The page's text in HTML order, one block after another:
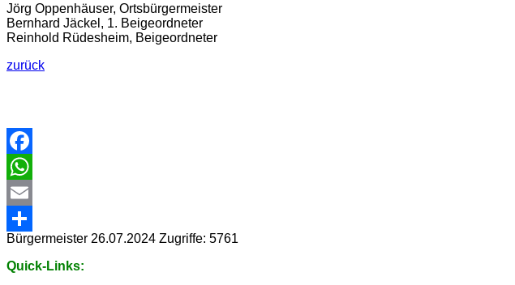
Jörg Oppenhäuser, Ortsbürgermeister
Bernhard Jäckel, 1. Beigeordneter
Reinhold Rüdesheim, Beigeordneter
zurück
Facebook
WhatsApp
Email
Share
Bürgermeister 26.07.2024 Zugriffe: 5761
Quick-Links: